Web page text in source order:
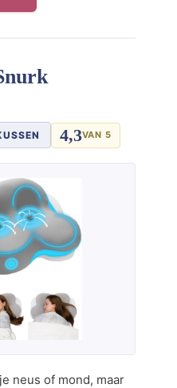
4,3VAN 5
neus of mond, maar